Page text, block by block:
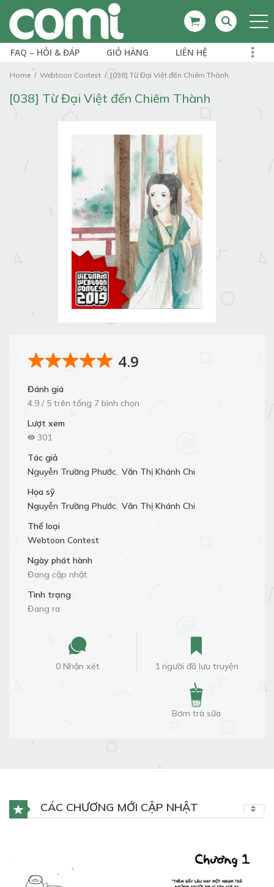
FAQ – HỎI & ĐÁP GIỎ HÀNG LIÊN HỆ
Home Webtoon Contest [038] Từ Đại Việt đến Chiêm Thành
[038] Từ Đại Việt đến Chiêm Thành
4.9
Đánh giá
4.9 / 5 trên tổng 7 bình chọn
Lượt xem
301
Tác giả
Nguyễn Trường Phước, Văn Thị Khánh Chi
Họa sỹ
Nguyễn Trường Phước, Văn Thị Khánh Chi
Thể loại
Webtoon Contest
Ngày phát hành
Đang cập nhật
Tình trạng
Đang ra
0 Nhận xét 1 người đã lưu truyện
Bơm trà sữa
CÁC CHƯƠNG MỚI CẬP NHẬT